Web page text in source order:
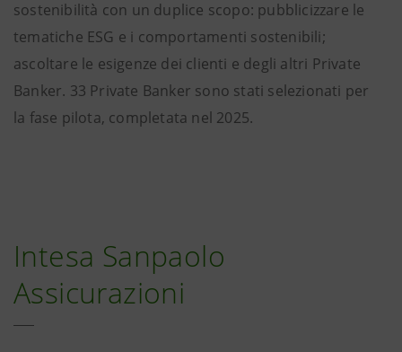
sostenibilità con un duplice scopo: pubblicizzare le
tematiche ESG e i comportamenti sostenibili;
ascoltare le esigenze dei clienti e degli altri Private
Banker. 33 Private Banker sono stati selezionati per
la fase pilota, completata nel 2025.
Intesa Sanpaolo
Assicurazioni